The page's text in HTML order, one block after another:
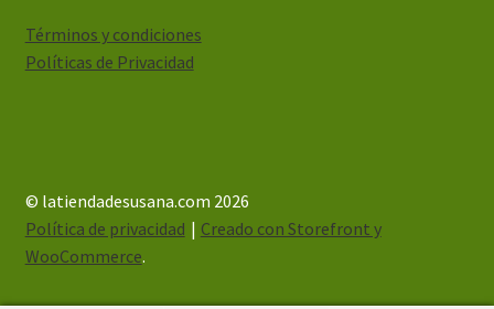
Términos y condiciones
Políticas de Privacidad
© latiendadesusana.com 2026
Política de privacidad
Creado con Storefront y
WooCommerce.